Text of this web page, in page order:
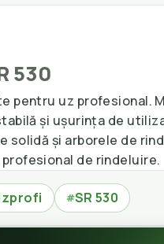
530
pentru uz profesional.
și ușurința de
solidă și arborele de
de rindeluire.
#SR 530